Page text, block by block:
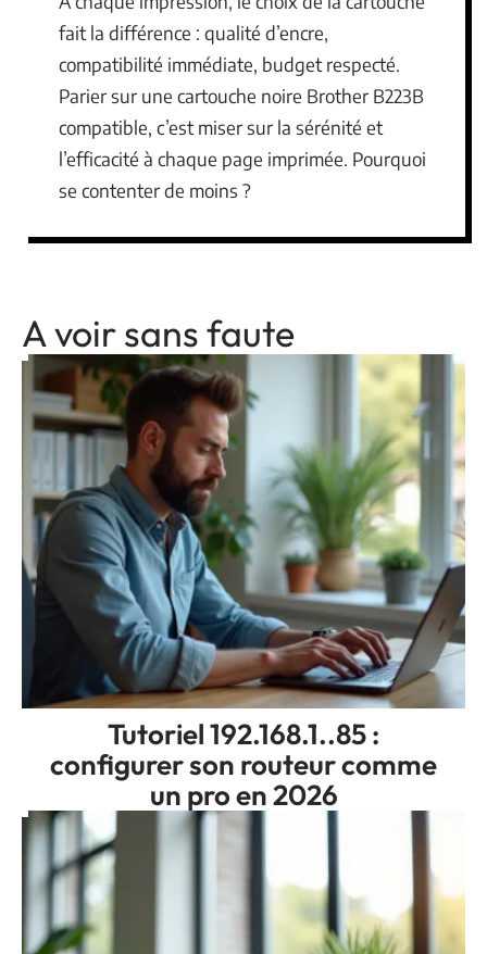
fait la différence : qualité d’encre,
compatibilité immédiate, budget respecté.
Parier sur une cartouche noire Brother B223B
compatible, c’est miser sur la sérénité et
l’efficacité à chaque page imprimée. Pourquoi
se contenter de moins ?
A voir sans faute
Tutoriel 192.168.1..85 :
configurer son routeur comme
un pro en 2026